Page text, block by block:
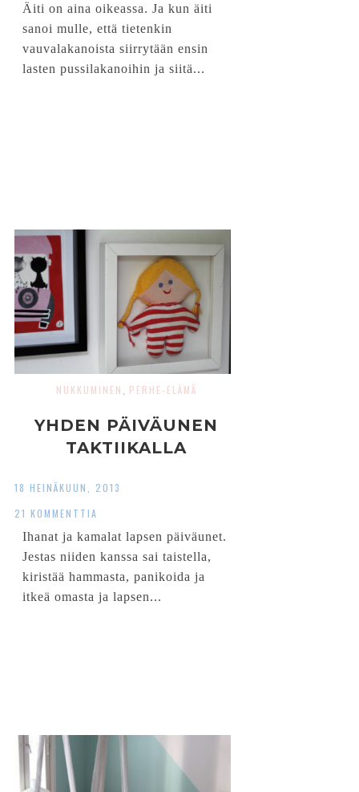
Äiti on aina oikeassa. Ja kun äiti
sanoi mulle, että tietenkin
vauvalakanoista siirrytään ensin
lasten pussilakanoihin ja siitä...
NUKKUMINEN PERHE-ELÄMÄ
YHDEN PÄIVÄUNEN
TAKTIIKALLA
18 HEINÄKUUN, 2013
21 KOMMENTTIA
Ihanat ja kamalat lapsen päiväunet.
Jestas niiden kanssa sai taistella,
kiristää hammasta, panikoida ja
itkeä omasta ja lapsen...